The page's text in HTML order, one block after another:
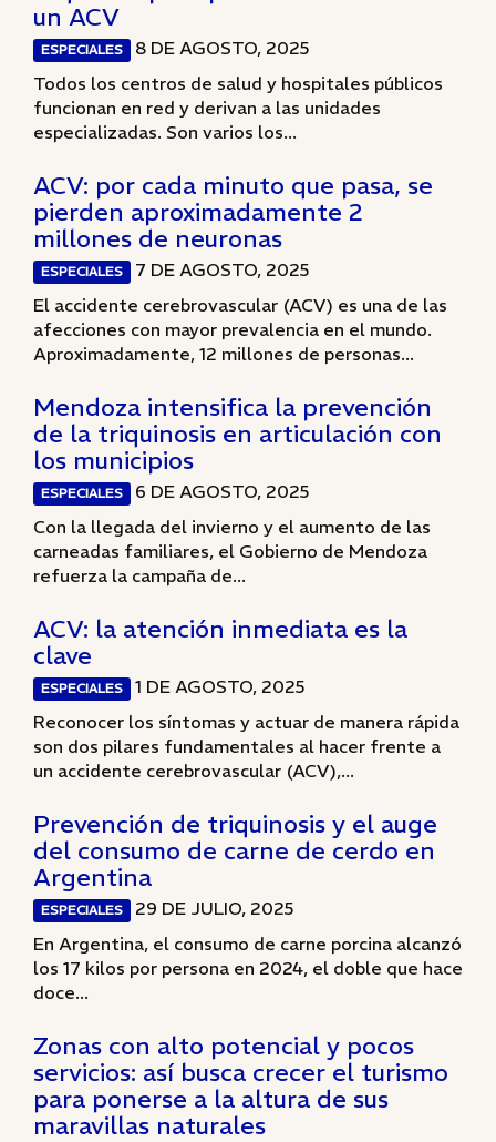
un ACV
ESPECIALES
8 DE AGOSTO, 2025
Todos los centros de salud y hospitales públicos
funcionan en red y derivan a las unidades
especializadas. Son varios los...
ACV: por cada minuto que pasa, se
pierden aproximadamente 2
millones de neuronas
ESPECIALES
7 DE AGOSTO, 2025
El accidente cerebrovascular (ACV) es una de las
afecciones con mayor prevalencia en el mundo.
Aproximadamente, 12 millones de personas...
Mendoza intensifica la prevención
de la triquinosis en articulación con
los municipios
ESPECIALES
6 DE AGOSTO, 2025
Con la llegada del invierno y el aumento de las
carneadas familiares, el Gobierno de Mendoza
refuerza la campaña de...
ACV: la atención inmediata es la
clave
ESPECIALES
1 DE AGOSTO, 2025
Reconocer los síntomas y actuar de manera rápida
son dos pilares fundamentales al hacer frente a
un accidente cerebrovascular (ACV),...
Prevención de triquinosis y el auge
del consumo de carne de cerdo en
Argentina
ESPECIALES
29 DE JULIO, 2025
En Argentina, el consumo de carne porcina alcanzó
los 17 kilos por persona en 2024, el doble que hace
doce...
Zonas con alto potencial y pocos
servicios: así busca crecer el turismo
para ponerse a la altura de sus
maravillas naturales